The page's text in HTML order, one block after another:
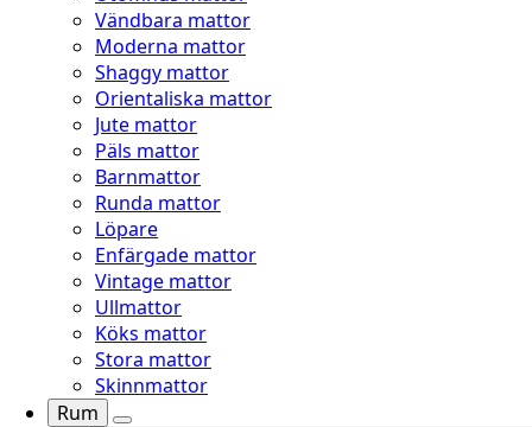
Vändbara mattor
Moderna mattor
Shaggy mattor
Orientaliska mattor
Jute mattor
Päls mattor
Barnmattor
Runda mattor
Löpare
Enfärgade mattor
Vintage mattor
Ullmattor
Köks mattor
Stora mattor
Skinnmattor
Rum